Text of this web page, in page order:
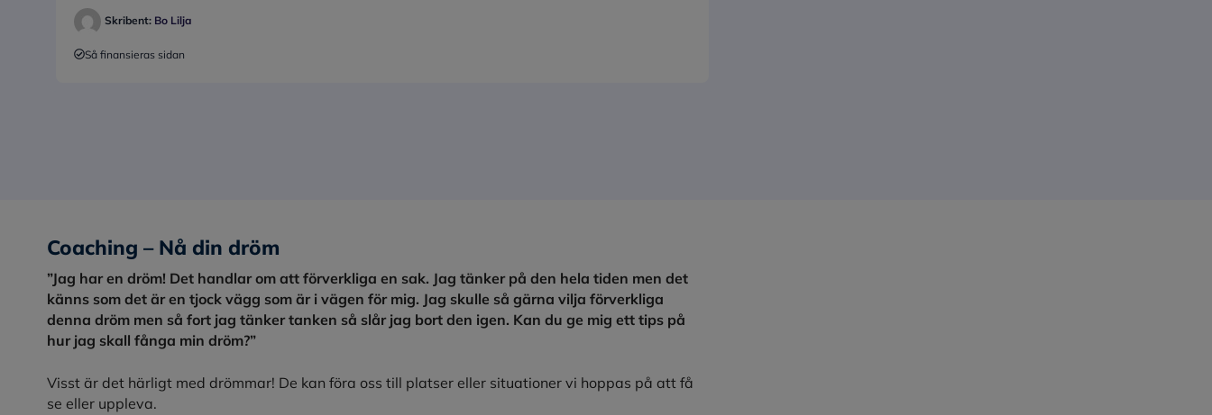
Skribent: Bo Lilja
Så finansieras sidan
Coaching – Nå din dröm
”Jag har en dröm! Det handlar om att förverkliga en sak. Jag tänker på den hela tiden men det
känns som det är en tjock vägg som är i vägen för mig. Jag skulle så gärna vilja förverkliga
denna dröm men så fort jag tänker tanken så slår jag bort den igen. Kan du ge mig ett tips på
hur jag skall fånga min dröm?”
Visst är det härligt med drömmar! De kan föra oss till platser eller situationer vi hoppas på att få
se eller uppleva.